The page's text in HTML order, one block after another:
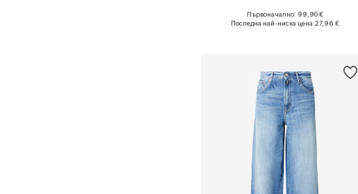
+2
Предлага се в много размери
Първоначално: 99,90 €
Последна най-ниска цена:27,96 €